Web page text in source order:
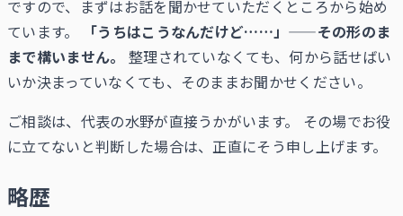
ですので、まずはお話を聞かせていただくところから始め
ています。
「うちはこうなんだけど……」——その形のま
まで構いません。
整理されていなくても、何から話せばい
いか決まっていなくても、そのままお聞かせください。
ご相談は、代表の水野が直接うかがいます。 その場でお役
に立てないと判断した場合は、正直にそう申し上げます。
略歴